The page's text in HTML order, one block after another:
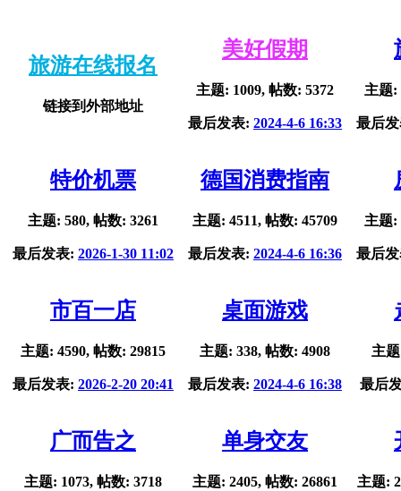
旅游在线报名
链接到外部地址
美好假期
主题: 1009, 帖数: 5372
最后发表: 2024-4-6 16:33
主题:
最后
特价机票
主题: 580, 帖数: 3261
最后发表: 2026-1-30 11:02
德国消费指南
主题: 4511, 帖数: 45709
最后发表: 2024-4-6 16:36
主题:
最后
市百一店
主题: 4590, 帖数: 29815
最后发表: 2026-2-20 20:41
桌面游戏
主题: 338, 帖数: 4908
最后发表: 2024-4-6 16:38
主
最后
广而告之
主题: 1073, 帖数: 3718
单身交友
主题: 2405, 帖数: 26861 主题: